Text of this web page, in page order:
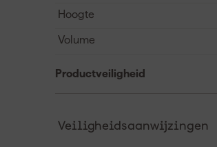
Hoogte
Volume
Productveiligheid
Veiligheidsaanwijzingen